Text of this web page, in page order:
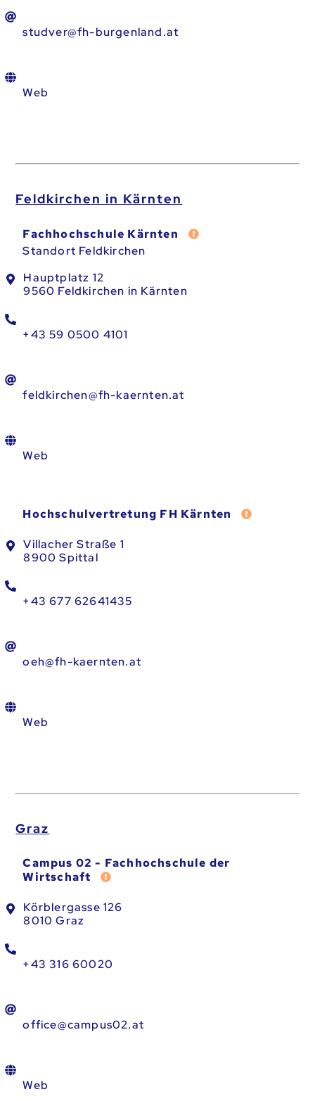
studver@fh-burgenland.at
Web
Feldkirchen in Kärnten
Fachhochschule Kärnten
Fehler melden
Standort Feldkirchen
Hauptplatz 12
9560 Feldkirchen in Kärnten
+43 59 0500 4101
feldkirchen@fh-kaernten.at
Web
Hochschulvertretung FH Kärnten Fehler
Villacher Straße 1
8900 Spittal
+43 677 62641435
oeh@fh-kaernten.at
Web
Graz
Campus 02 - Fachhochschule der
Wirtschaft
Fehler melden
Körblergasse 126
8010 Graz
+43 316 60020
office@campus02.at
Web